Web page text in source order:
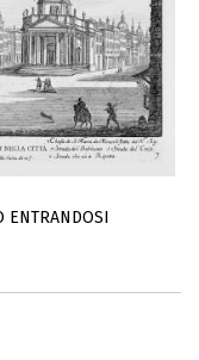
ENTRANDOSI